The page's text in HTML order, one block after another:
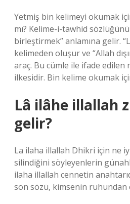
Yetmiş bin kelimeyi okumak
mı? Kelime-i-tawhid
birleştirmek” anlamına gelir.
kelimeden oluşur ve “Allah
araç. Bu cümle ile ifade edilen
ilkesidir. Bin kelime okumak
Lâ ilâhe illallah
gelir?
La ilaha illallah Dhikri için ne
silindiğini söyleyenlerin
ilaha illallah cennetin
son sözü, kimsenin ruhundan